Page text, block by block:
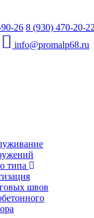
26 8 (930) 470-20-
info@promalp68.ru
типа
швов